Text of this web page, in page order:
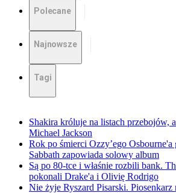
Polecane
Najnowsze
Tagi
Shakira króluje na listach przebojów,
Michael Jackson
Rok po śmierci Ozzy’ego
Sabbath zapowiada solowy album
Są po 80-tce i właśnie rozbili bank.
pokonali Drake'a i Olivię Rodrigo
Nie żyje Ryszard Pisarski. Piosenkarz